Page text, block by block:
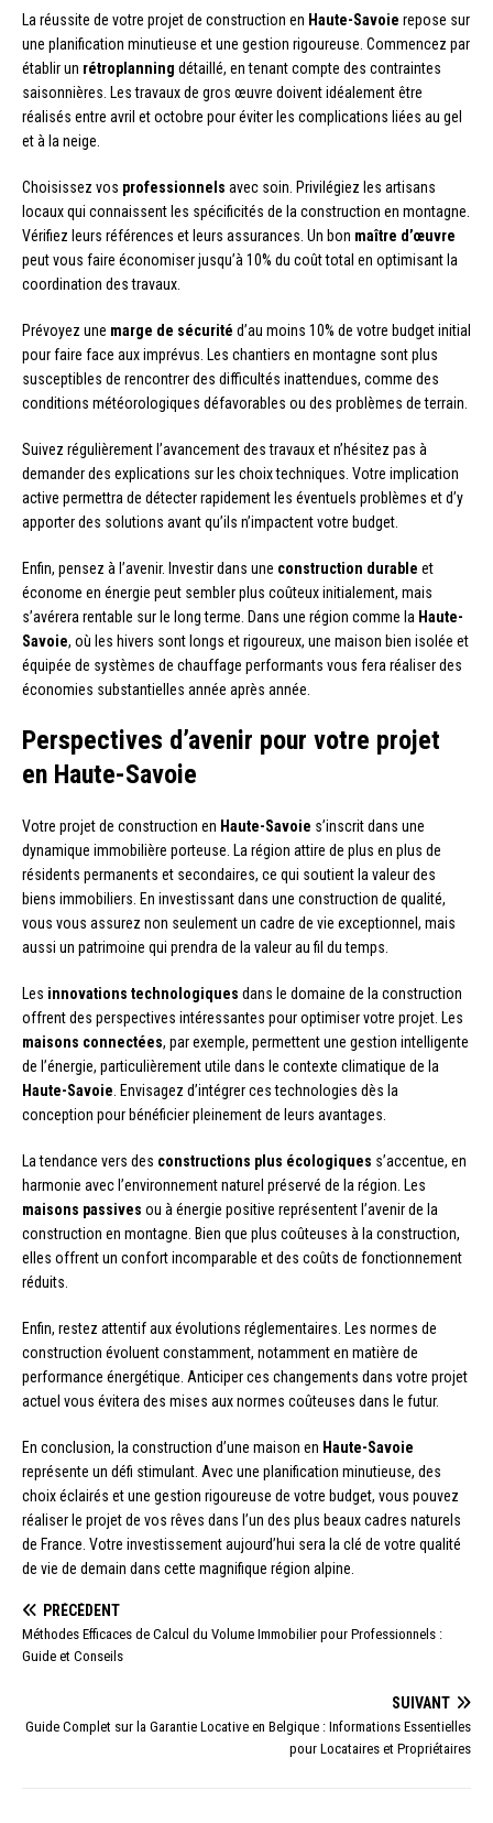
La réussite de votre projet de construction en Haute-Savoie repose sur
une planification minutieuse et une gestion rigoureuse. Commencez par
établir un rétroplanning détaillé, en tenant compte des contraintes
saisonnières. Les travaux de gros œuvre doivent idéalement être
réalisés entre avril et octobre pour éviter les complications liées au gel
et à la neige.
Choisissez vos professionnels avec soin. Privilégiez les artisans
locaux qui connaissent les spécificités de la construction en montagne.
Vérifiez leurs références et leurs assurances. Un bon maître d’œuvre
peut vous faire économiser jusqu’à 10% du coût total en optimisant la
coordination des travaux.
Prévoyez une marge de sécurité d’au moins 10% de votre budget initial
pour faire face aux imprévus. Les chantiers en montagne sont plus
susceptibles de rencontrer des difficultés inattendues, comme des
conditions météorologiques défavorables ou des problèmes de terrain.
Suivez régulièrement l’avancement des travaux et n’hésitez pas à
demander des explications sur les choix techniques. Votre implication
active permettra de détecter rapidement les éventuels problèmes et d’y
apporter des solutions avant qu’ils n’impactent votre budget.
Enfin, pensez à l’avenir. Investir dans une construction durable et
économe en énergie peut sembler plus coûteux initialement, mais
s’avérera rentable sur le long terme. Dans une région comme la Haute-
Savoie, où les hivers sont longs et rigoureux, une maison bien isolée et
équipée de systèmes de chauffage performants vous fera réaliser des
économies substantielles année après année.
Perspectives d’avenir pour votre projet
en Haute-Savoie
Votre projet de construction en Haute-Savoie s’inscrit dans une
dynamique immobilière porteuse. La région attire de plus en plus de
résidents permanents et secondaires, ce qui soutient la valeur des
biens immobiliers. En investissant dans une construction de qualité,
vous vous assurez non seulement un cadre de vie exceptionnel, mais
aussi un patrimoine qui prendra de la valeur au fil du temps.
Les innovations technologiques dans le domaine de la construction
offrent des perspectives intéressantes pour optimiser votre projet. Les
maisons connectées, par exemple, permettent une gestion intelligente
de l’énergie, particulièrement utile dans le contexte climatique de la
Haute-Savoie . Envisagez d’intégrer ces technologies dès la
conception pour bénéficier pleinement de leurs avantages.
La tendance vers des constructions plus écologiques s’accentue, en
harmonie avec l’environnement naturel préservé de la région. Les
maisons passives ou à énergie positive représentent l’avenir de la
construction en montagne. Bien que plus coûteuses à la construction,
elles offrent un confort incomparable et des coûts de fonctionnement
réduits.
Enfin, restez attentif aux évolutions réglementaires. Les normes de
construction évoluent constamment, notamment en matière de
performance énergétique. Anticiper ces changements dans votre projet
actuel vous évitera des mises aux normes coûteuses dans le futur.
En conclusion, la construction d’une maison en Haute-Savoie
représente un défi stimulant. Avec une planification minutieuse, des
choix éclairés et une gestion rigoureuse de votre budget, vous pouvez
réaliser le projet de vos rêves dans l’un des plus beaux cadres naturels
de France. Votre investissement aujourd’hui sera la clé de votre qualité
de vie de demain dans cette magnifique région alpine.
PRÉCÉDENT
Méthodes Efficaces de Calcul du Volume Immobilier pour Professionnels :
Guide et Conseils
SUIVANT
Guide Complet sur la Garantie Locative en Belgique : Informations Essentielles
pour Locataires et Propriétaires